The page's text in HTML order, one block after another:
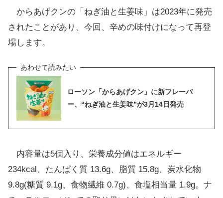
からあげクンの「ねぎ油と生姜味」は2023年に発売
されたことがあり、今回、辛めの味付けになって再登
場します。
ローソン「からあげクン」に新フレーバ
ー、“ねぎ油と生姜味”が3月14日発売
内容量は5個入り、栄養成分値はエネルギー
234kcal、たんぱく質 13.6g、脂質 15.8g、炭水化物
9.8g(糖質 9.1g、食物繊維 0.7g)、食塩相当量 1.9g。ナ